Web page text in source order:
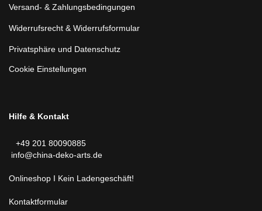
Versand- & Zahlungsbedingungen
Widerrufsrecht & Widerrufsformular
Privatsphäre und Datenschutz
Cookie Einstellungen
Hilfe & Kontakt
+49 201 80090885
info@china-deko-arts.de
Onlineshop I Kein Ladengeschäft!
Kontaktformular